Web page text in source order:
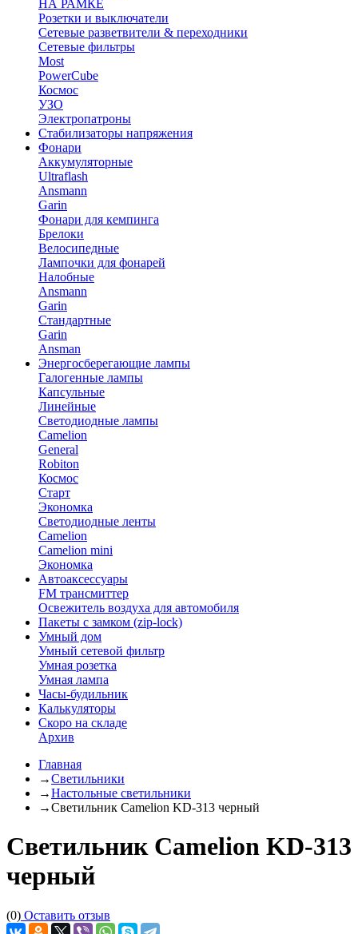
НА РАМКЕ
Розетки и выключатели
Сетевые разветвители & переходники
Сетевые фильтры
Most
PowerCube
Космос
УЗО
Электропатроны
Стабилизаторы напряжения
Фонари
Аккумуляторные
Ultraflash
Ansmann
Garin
Фонари для кемпинга
Брелоки
Велосипедные
Лампочки для фонарей
Налобные
Ansmann
Garin
Стандартные
Garin
Ansman
Энергосберегающие лампы
Галогенные лампы
Капсульные
Линейные
Светодиодные лампы
Camelion
General
Robiton
Космос
Старт
Экономка
Светодиодные ленты
Camelion
Camelion mini
Экономка
Автоаксессуары
FM трансмиттер
Освежитель воздуха для автомобиля
Пакеты с замком (zip-lock)
Умный дом
Умный сетевой фильтр
Умная розетка
Умная лампа
Часы-будильник
Калькуляторы
Скоро на складе
Архив
Главная
→Светильники
→Настольные светильники
→Светильник Camelion KD-313 черный
Светильник Camelion KD-313
черный
(0) Оставить отзыв